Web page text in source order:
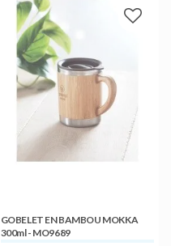
GOBELET EN BAMBOU MOKKA
300ml - MO9689